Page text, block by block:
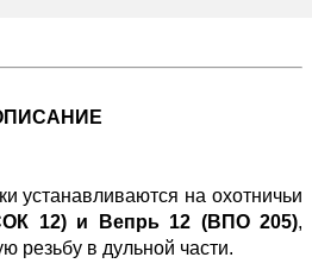
устанавливаются на охотничьи
12) и Вепрь 12 (ВПО 205),
резьбу в дульной части.